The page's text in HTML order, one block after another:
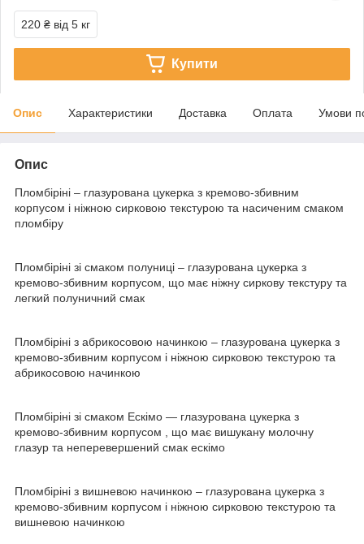
220 ₴ від 5 кг
Купити
Опис Характеристики Доставка Оплата Умови
Опис
Пломбіріні – глазурована цукерка з кремово-збивним
корпусом і ніжною сирковою текстурою та насиченим смаком
пломбіру
Пломбіріні зі смаком полуниці – глазурована цукерка з
кремово-збивним корпусом, що має ніжну сиркову текстуру та
легкий полуничний смак
Пломбіріні з абрикосовою начинкою – глазурована цукерка з
кремово-збивним корпусом і ніжною сирковою текстурою та
абрикосовою начинкою
Пломбіріні зі смаком Ескімо — глазурована цукерка з
кремово-збивним корпусом , що має вишукану молочну
глазур та неперевершений смак ескімо
Пломбіріні з вишневою начинкою – глазурована цукерка з
кремово-збивним корпусом і ніжною сирковою текстурою та
вишневою начинкою